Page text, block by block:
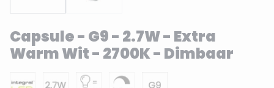
Capsule - G9 - 2.7W - Extra
Warm Wit - 2700K - Dimbaar